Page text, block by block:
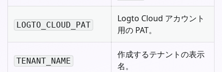
LOGTO_CLOUD_PAT
Logto Cloud アカウント
用の PAT。
TENANT_NAME
作成するテナントの表示
名。